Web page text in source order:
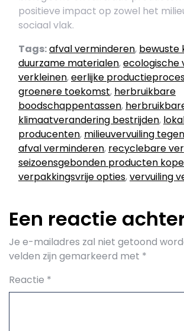
positieve impact op zowel het
sociaal vlak.
Tags:afval verminderen, bewuste
duurzame materialen,ecologische
verkleinen,eerlijke
groenere toekomst, herbruikbare
boodschappentassen,
klimaatverandering bestrijden,
producenten, milieuvervuiling
afval verminderen, recyclebare
seizoensgebonden producten
verpakkingsvrije opties,vervuiling
Een reactie
Je e-mailadres zal niet getoond
velden zijn gemarkeerd met *
Reactie *